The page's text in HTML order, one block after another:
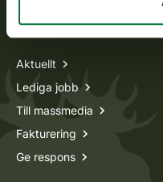
Information om
Aktuellt
Lediga jobb
Till massmedia
Fakturering
Ge respons